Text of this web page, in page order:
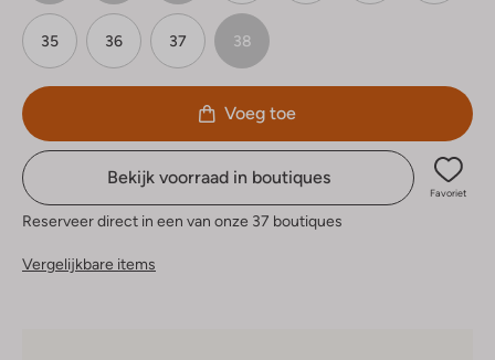
35 36 37 38
Voeg toe
Bekijk voorraad in boutiques
Favoriet
Reserveer direct in een van onze 37 boutiques
Vergelijkbare items